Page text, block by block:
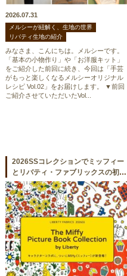
2026.07.31
メルシーが紐解く、生地の世界
リバティ生地の紹介
みなさま、こんにちは。メルシーです。
「基本の小物作り」や「お洋服キット」
をご紹介した前回に続き、今回は「手芸
がもっと楽しくなるメルシーオリジナル
レシピ Vol.02」をお届けします。 ▼前回
ご紹介させていただいたVol...
2026SSコレクションでミッフィー
とリバティ・ファブリックスの初コ
ラボが実現！